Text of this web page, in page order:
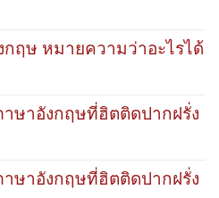
ฤษ หมายความว่าอะไรได้
าษาอังกฤษที่ฮิตติดปากฝรั่ง
าษาอังกฤษที่ฮิตติดปากฝรั่ง